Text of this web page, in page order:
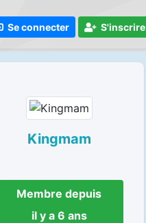
Se connecter S'inscrire
Kingmam
Membre depuis
il y a 6 ans